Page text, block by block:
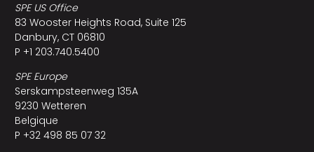
SPE US Office
83 Wooster Heights Road, Suite 125
Danbury, CT 06810
P +1 203.740.5400
SPE Europe
Serskampsteenweg 135A
9230 Wetteren
Belgique
P +32 498 85 07 32